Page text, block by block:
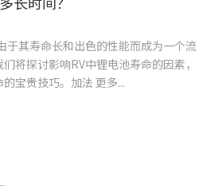
于其寿命长和出色的性能而成为一个流
将探讨影响RV中锂电池寿命的因素，
宝贵技巧。加法 更多...